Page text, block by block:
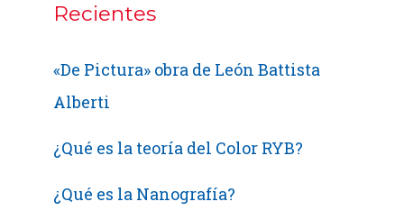
Recientes
«De Pictura» obra de León Battista
Alberti
¿Qué es la teoría del Color RYB?
¿Qué es la Nanografía?